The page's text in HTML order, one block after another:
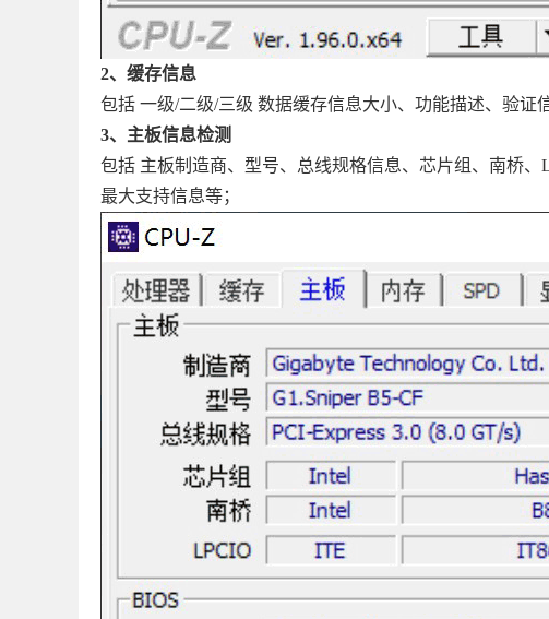
2、缓存信息
包括 一级/二级/三级 数据缓存信息大小、功能描述、验证
3、主板信息检测
包括 主板制造商、型号、总线规格信息、芯片组、南桥
最大支持信息等；